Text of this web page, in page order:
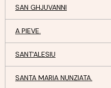
SAN GHJUVANNI
A PIEVE.
SANT'ALESIU
SANTA MARIA NUNZIATA.